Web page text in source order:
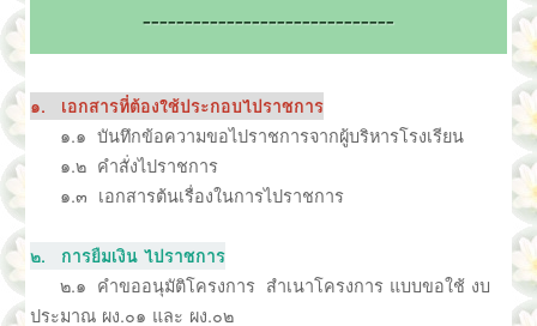
------------------------------
๑. เอกสารที่ต้องใช้ประกอบไปราชการ
๑.๑ บันทึกข้อความขอไปราชการจากผู้บริหารโรงเรียน
๑.๒ คำสั่งไปราชการ
๑.๓ เอกสารต้นเรื่องในการไปราชการ
๒. การยืมเงิน ไปราชการ
๒.๑ คำขออนุมัติโครงการ สำเนาโครงการ แบบขอใช้ งบ
ประมาณ ผง.๐๑ และ ผง.๐๒